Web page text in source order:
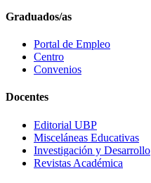
Graduados/as
Portal de Empleo
Centro
Convenios
Docentes
Editorial UBP
Misceláneas Educativas
Investigación y Desarrollo
Revistas Académica